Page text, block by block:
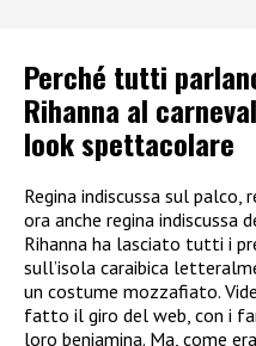
Perché tutti
Rihanna al
look spettacolare
Regina indiscussa sul palco,
ora anche regina indiscussa
Rihanna ha lasciato tutti i
sull’isola caraibica
un costume mozzafiato.
fatto il giro del web, con i
loro beniamina. Ma, come